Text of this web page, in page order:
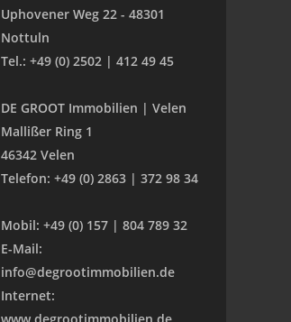
Uphovener Weg 22 - 48301
Nottuln
Tel.: +49 (0) 2502 | 412 49 45
DE GROOT Immobilien | Velen
Mallißer Ring 1
46342 Velen
Telefon: +49 (0) 2863 | 372 98 34
Mobil: +49 (0) 157 | 804 789 32
E-Mail:
info@degrootimmobilien.de
Internet: